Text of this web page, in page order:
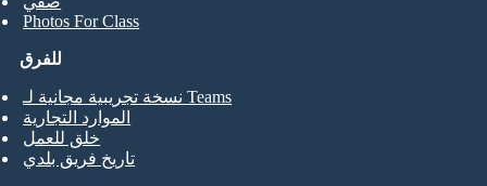
Photos For Class
للفرق
نسخة تجريبية مجانية لـ Teams
الموارد التجارية
خلق للعمل
تاريخ فريق بلدي